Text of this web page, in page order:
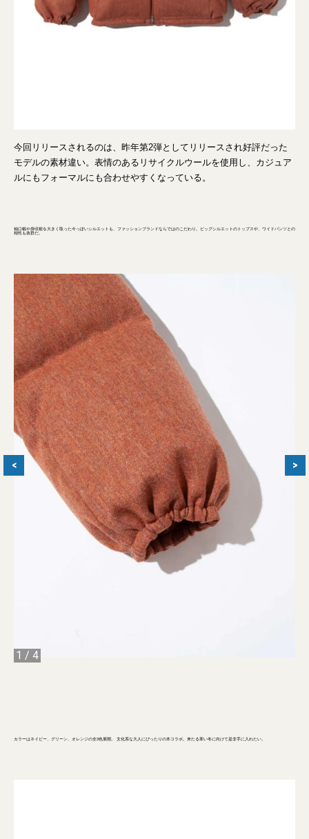
今回リリースされるのは、昨年第2弾としてリリースされ好評だった
モデルの素材違い。表情のあるリサイクルウールを使用し、カジュア
ルにもフォーマルにも合わせやすくなっている。
袖口幅や身頃裾を大きく取った今っぽいシルエットも、ファッションブランドならではのこだわり。ビッグシルエットのトップスや、ワイドパンツとの
相性も抜群だ。
1 / 4
< >
カラーはネイビー、グリーン、オレンジの全3色展開。 文化系な大人にぴったりの本コラボ。来たる寒い冬に向けて是非手に入れたい。